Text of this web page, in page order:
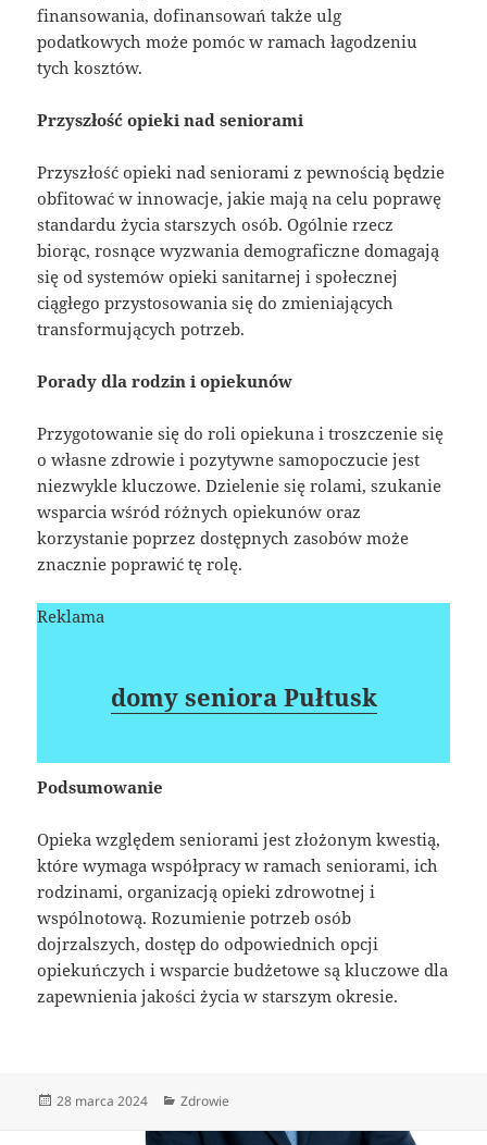
finansowania, dofinansowań także ulg
podatkowych może pomóc w ramach łagodzeniu
tych kosztów.
Przyszłość opieki nad seniorami
Przyszłość opieki nad seniorami z pewnością będzie
obfitować w innowacje, jakie mają na celu poprawę
standardu życia starszych osób. Ogólnie rzecz
biorąc, rosnące wyzwania demograficzne domagają
się od systemów opieki sanitarnej i społecznej
ciągłego przystosowania się do zmieniających
transformujących potrzeb.
Porady dla rodzin i opiekunów
Przygotowanie się do roli opiekuna i troszczenie się
o własne zdrowie i pozytywne samopoczucie jest
niezwykle kluczowe. Dzielenie się rolami, szukanie
wsparcia wśród różnych opiekunów oraz
korzystanie poprzez dostępnych zasobów może
znacznie poprawić tę rolę.
Reklama
domy seniora Pułtusk
Podsumowanie
Opieka względem seniorami jest złożonym kwestią,
które wymaga współpracy w ramach seniorami, ich
rodzinami, organizacją opieki zdrowotnej i
wspólnotową. Rozumienie potrzeb osób
dojrzalszych, dostęp do odpowiednich opcji
opiekuńczych i wsparcie budżetowe są kluczowe dla
zapewnienia jakości życia w starszym okresie.
Data
28 marca 2024 Kategorie
Zdrowie